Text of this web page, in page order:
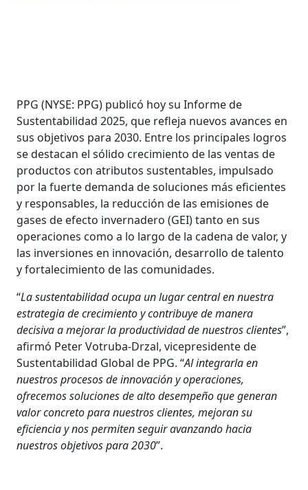
PPG (NYSE: PPG) publicó hoy su Informe de
Sustentabilidad 2025, que refleja nuevos avances en
sus objetivos para 2030. Entre los principales logros
se destacan el sólido crecimiento de las ventas de
productos con atributos sustentables, impulsado
por la fuerte demanda de soluciones más eficientes
y responsables, la reducción de las emisiones de
gases de efecto invernadero (GEI) tanto en sus
operaciones como a lo largo de la cadena de valor, y
las inversiones en innovación, desarrollo de talento
y fortalecimiento de las comunidades.
“La sustentabilidad ocupa un lugar central en nuestra
estrategia de crecimiento y contribuye de manera
decisiva a mejorar la productividad de nuestros clientes”,
afirmó Peter Votruba-Drzal, vicepresidente de
Sustentabilidad Global de PPG. “Al integrarla en
nuestros procesos de innovación y operaciones,
ofrecemos soluciones de alto desempeño que generan
valor concreto para nuestros clientes, mejoran su
eficiencia y nos permiten seguir avanzando hacia
nuestros objetivos para 2030”.